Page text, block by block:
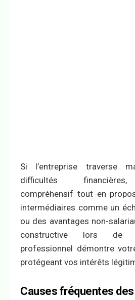
Si l’entreprise traverse
difficultés
compréhensif tout en
intermédiaires comme un
ou des avantages non-
constructive lors de
professionnel démontre
protégeant vos intérêts
Causes fréquentes